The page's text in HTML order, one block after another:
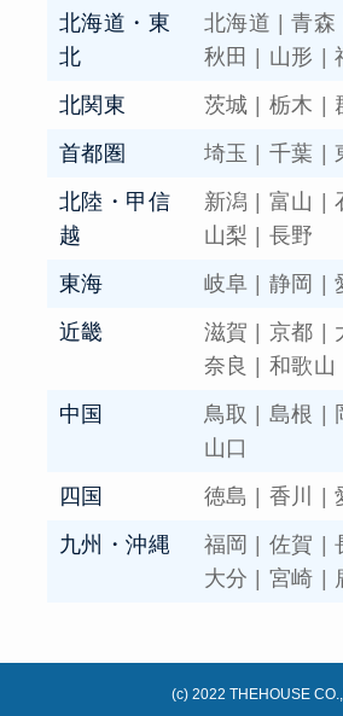
北海道・東
北
北海道 |青森
秋田
山形
北関東
茨城 栃木
首都圏
埼玉 千葉
北陸・甲信
越
新潟 富山
山梨
長野
東海
岐阜 静岡
近畿
滋賀 京都
奈良
和歌山
中国
鳥取 島根
山口
四国
徳島 香川
九州・沖縄
福岡 佐賀
大分
宮崎
(c) 2022 THEHOUSE